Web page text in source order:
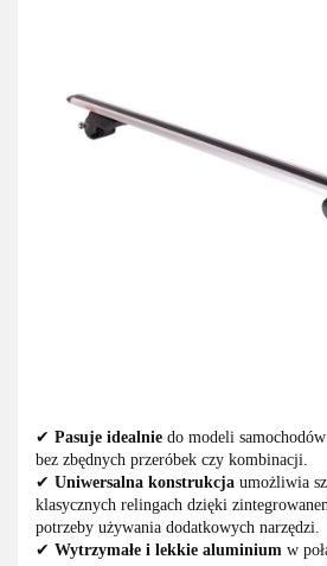
✔ Pasuje idealnie do modeli
bez zbędnych przeróbek czy kombinacji.
✔ Uniwersalna konstrukcja umożliwia
klasycznych relingach dzięki
potrzeby używania dodatkowych narzędzi.
✔ Wytrzymałe i lekkie aluminium w